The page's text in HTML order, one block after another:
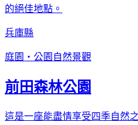
的絕佳地點。
兵庫縣
庭園・公園 自然景觀
前田森林公園
這是一座能盡情享受四季自然